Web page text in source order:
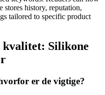
stores history, reputation,
tailored to specific product
Silikone
er de vigtige?